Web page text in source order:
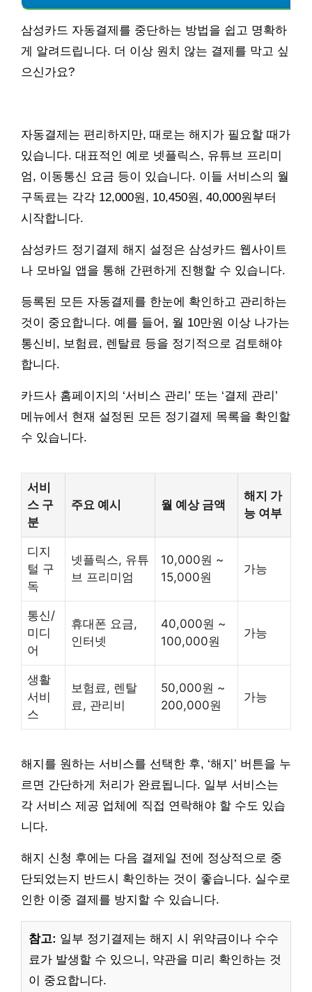
삼성카드 자동결제를 중단하는 방법을 쉽고 명확하
게 알려드립니다. 더 이상 원치 않는 결제를 막고 싶
으신가요?
자동결제는 편리하지만, 때로는 해지가 필요할 때가
있습니다. 대표적인 예로 넷플릭스, 유튜브 프리미
엄, 이동통신 요금 등이 있습니다. 이들 서비스의 월
구독료는 각각 12,000원, 10,450원, 40,000원부터
시작합니다.
삼성카드 정기결제 해지 설정은 삼성카드 웹사이트
나 모바일 앱을 통해 간편하게 진행할 수 있습니다.
등록된 모든 자동결제를 한눈에 확인하고 관리하는
것이 중요합니다. 예를 들어, 월 10만원 이상 나가는
통신비, 보험료, 렌탈료 등을 정기적으로 검토해야
합니다.
카드사 홈페이지의 ‘서비스 관리’ 또는 ‘결제 관리’
메뉴에서 현재 설정된 모든 정기결제 목록을 확인할
수 있습니다.
서비
스 구
분
주요 예시 월 예상 금액
해지 가
능 여부
디지
털 구
독
넷플릭스, 유튜
브 프리미엄
10,000원 ~
15,000원
가능
통신/
미디
어
휴대폰 요금,
인터넷
40,000원 ~
100,000원
가능
생활
서비
스
보험료, 렌탈
료, 관리비
50,000원 ~
200,000원
가능
해지를 원하는 서비스를 선택한 후, ‘해지’ 버튼을 누
르면 간단하게 처리가 완료됩니다. 일부 서비스는
각 서비스 제공 업체에 직접 연락해야 할 수도 있습
니다.
해지 신청 후에는 다음 결제일 전에 정상적으로 중
단되었는지 반드시 확인하는 것이 좋습니다. 실수로
인한 이중 결제를 방지할 수 있습니다.
참고: 일부 정기결제는 해지 시 위약금이나 수수
료가 발생할 수 있으니, 약관을 미리 확인하는 것
이 중요합니다.